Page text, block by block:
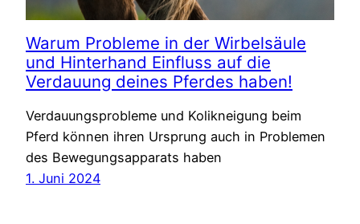
Warum Probleme in der Wirbelsäule
und Hinterhand Einfluss auf die
Verdauung deines Pferdes haben!
Verdauungsprobleme und Kolikneigung beim
Pferd können ihren Ursprung auch in Problemen
des Bewegungsapparats haben
1. Juni 2024